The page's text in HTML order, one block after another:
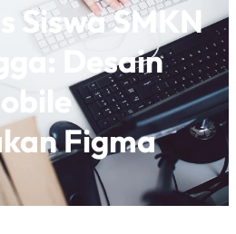
Siswa SMKN
Desain
Figma